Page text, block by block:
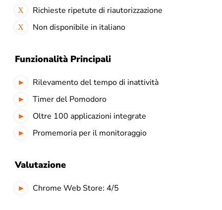
Richieste ripetute di riautorizzazione
Non disponibile in italiano
Funzionalità Principali
Rilevamento del tempo di inattività
Timer del Pomodoro
Oltre 100 applicazioni integrate
Promemoria per il monitoraggio
Valutazione
Chrome Web Store: 4/5